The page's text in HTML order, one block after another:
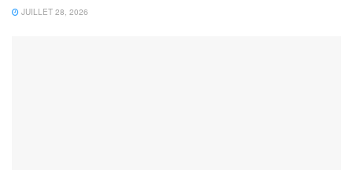
JUILLET 28, 2026